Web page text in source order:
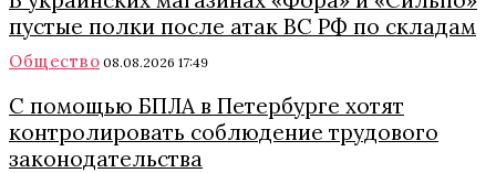
пустые полки после атак ВС РФ по складам
Общество 08.08.2026 17:49
С помощью БПЛА в Петербурге хотят
контролировать соблюдение трудового
законодательства